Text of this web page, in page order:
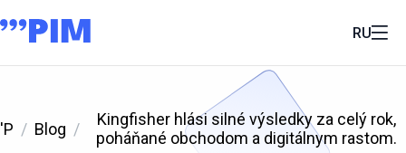
RU
'P Blog
Kingfisher hlási silné výsledky za celý rok,
poháňané obchodom a digitálnym rastom.